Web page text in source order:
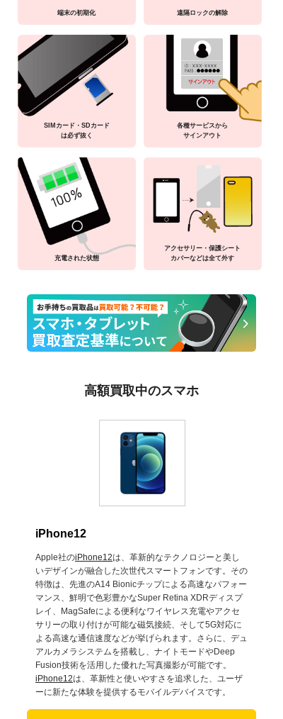
端末の初期化 遠隔ロックの解除
SIMカード・SDカード
は必ず抜く
各種サービスから
サインアウト
充電された状態
アクセサリー・保護シート
カバーなどは全て外す
高額買取中のスマホ
iPhone12
Apple社のiPhone12は、革新的なテクノロジーと美し
いデザインが融合した次世代スマートフォンです。その
特徴は、先進のA14 Bionicチップによる高速なパフォー
マンス、鮮明で色彩豊かなSuper Retina XDRディスプ
レイ、MagSafeによる便利なワイヤレス充電やアクセ
サリーの取り付けが可能な磁気接続、そして5G対応に
よる高速な通信速度などが挙げられます。さらに、デュ
アルカメラシステムを搭載し、ナイトモードやDeep
Fusion技術を活用した優れた写真撮影が可能です。
iPhone12は、革新性と使いやすさを追求した、ユーザ
ーに新たな体験を提供するモバイルデバイスです。